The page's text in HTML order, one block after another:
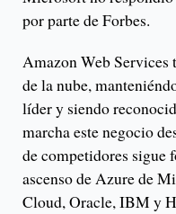
por parte de Forbes.
Amazon Web Services
de la nube,
líder y siendo
marcha este negocio
de competidores sigue
ascenso de Azure de
Cloud, Oracle, IBM y